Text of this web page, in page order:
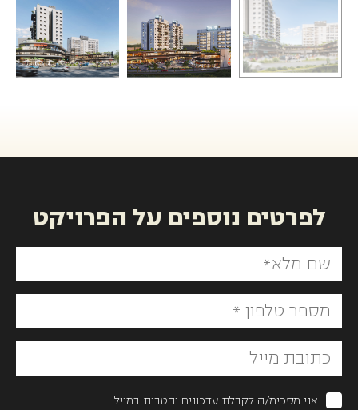
לפרטים נוספים על הפרויקט
אני מסכימ/ה לקבלת עדכונים והטבות במייל